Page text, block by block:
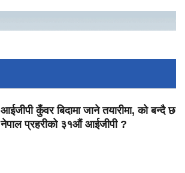
आईजीपी कुँवर बिदामा जाने तयारीमा, को बन्दै छ
नेपाल प्रहरीको ३१औं आईजीपी ?